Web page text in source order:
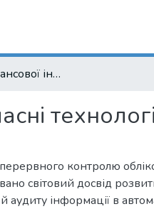
Контроль фінансової інформації: сучасні технології
контролю
світовий досвід
аудиту інформації в